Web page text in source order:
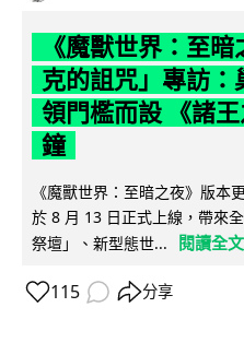
《魔獸世界：至
克的詛咒」專訪
領門檻而設 《諸
鐘
《魔獸世界：至暗之夜》版本
於 8 月 13 日正式上線，帶來
祭壇」、新型態世...
閱讀全文
115 分享